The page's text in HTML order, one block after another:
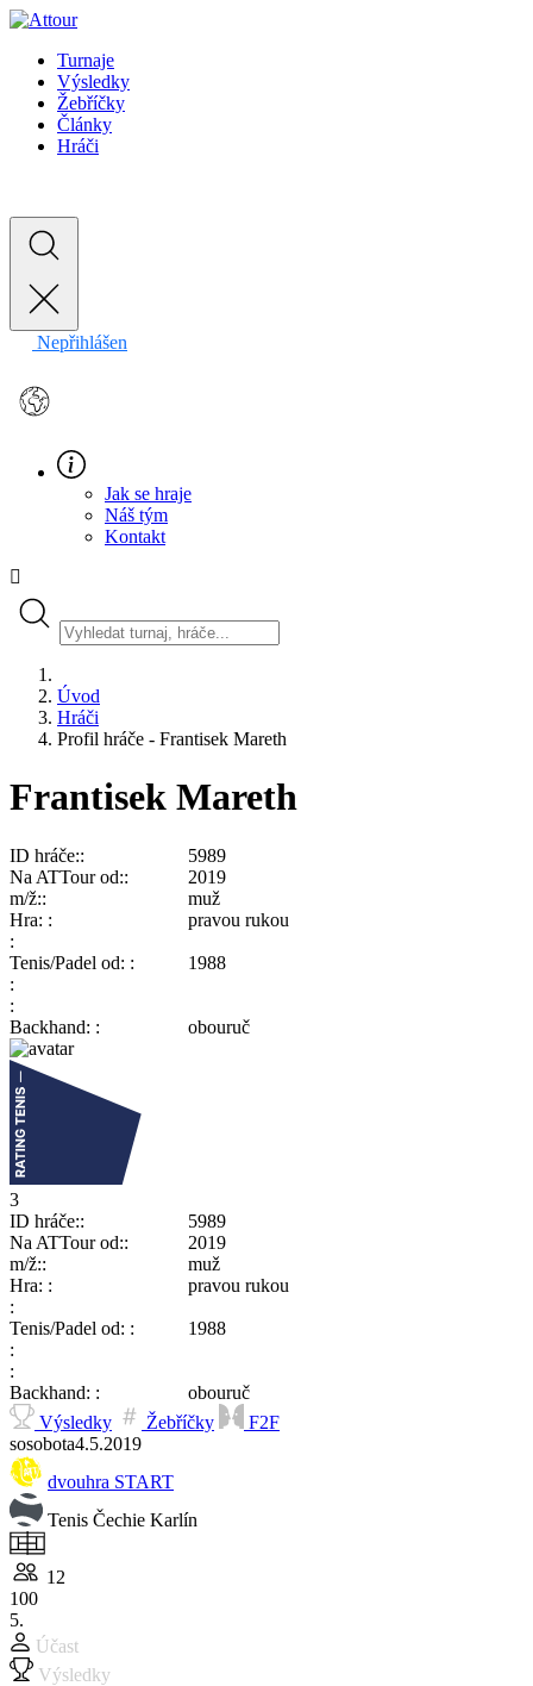
Turnaje
Výsledky
Žebříčky
Články
Hráči
Nepřihlášen
Jak se hraje
Náš tým
Kontakt
Úvod
Hráči
Profil hráče - Frantisek Mareth
Frantisek Mareth
ID hráče:
5989
Na ATTour od:
2019
m/ž:
muž
Hra:
pravou rukou
Tenis/Padel od: 1988
Backhand: obouruč
3
ID hráče:
5989
Na ATTour od:
2019
m/ž:
muž
Hra:
pravou rukou
Tenis/Padel od: 1988
Backhand:
obouruč
Výsledky
Žebříčky
F2F
sosobota4.5.2019
dvouhra START
Tenis Čechie Karlín
12
100
5.
Účast
Výsledky